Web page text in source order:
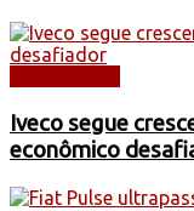
Iveco segue
econômico